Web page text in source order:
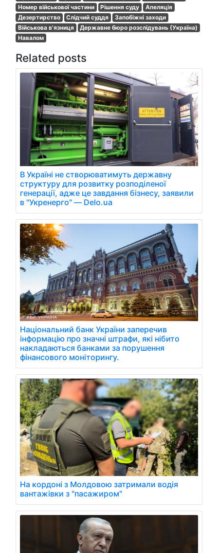
Номер військової частини
Рішення суду
Апеляція
Дезертирство
Слідчий суддя
Запобіжні заходи
Військова в'язниця
Державне бюро розслідувань (Україна)
Навалом
Related posts
В Україні не створюватимуть державну
структуру для розвитку розподіленої
генерації, адже це завдання бізнесу, заявили
в "Укренерго" — Delo.ua
Національний банк України заперечив
інформацію про значні штрафи, які нібито
накладаються банками за порушення
фінансового моніторингу.
На кордоні з Молдовою затримали водія
вантажівки з "пасажиром"